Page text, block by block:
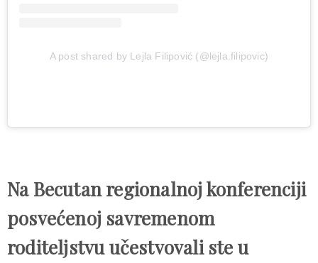
A post shared by Lejla Filipović (@lejla.filipovic)
Na Becutan regionalnoj konferenciji
posvećenoj savremenom
roditeljstvu učestvovali ste u